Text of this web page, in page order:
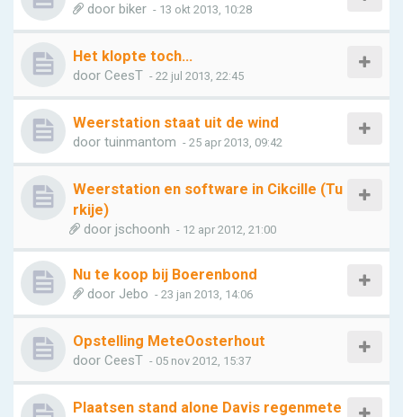
door biker - 13 okt 2013, 10:28
Het klopte toch...
door CeesT - 22 jul 2013, 22:45
Weerstation staat uit de wind
door tuinmantom - 25 apr 2013, 09:42
Weerstation en software in Cikcille (Tu
rkije)
door jschoonh - 12 apr 2012, 21:00
Nu te koop bij Boerenbond
door Jebo - 23 jan 2013, 14:06
Opstelling MeteOosterhout
door CeesT - 05 nov 2012, 15:37
Plaatsen stand alone Davis regenmete